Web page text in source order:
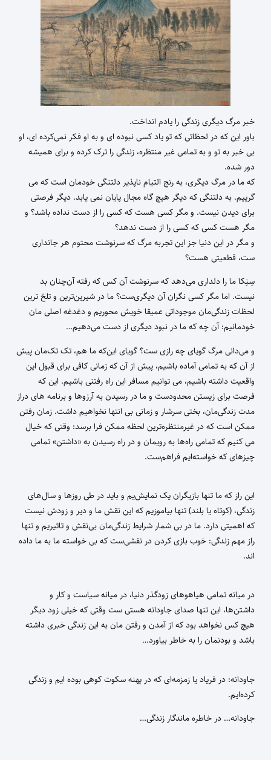
خبر مرگ دیگری زندگی را یادم انداخت.
باور این که در لحظاتی که تو یاد کسی نبوده ای و به او فکر نمی‌کرده ای، او
بی خبر به تو و به تمامی غیر منتظره، زندگی را ترک کرده و برای همیشه
دور شده.
که ما در مرگ دیگری، به رنج التیام ناپذیر دلتنگی خودمان است که می
گرییم. به دلتنگی که دیگر هیچ گاه مجال پایان نمی یابد. دیگر فرصتی
برای دیدن نیست. و مگر کسی هست که کسی را از دست نداده باشد؟ و
مگر هست کسی که کسی را از دست ندهد؟
و مگر در این دنیا جز این تجربه مرگ که سرنوشت محتوم هر جانداری
ست،‌ قطعیتی هست؟
سِنِکا ما را دلداری می‌دهد که سرنوشت آن‌ کس که رفته آن‌چنان بد
نیست. اما مگر کسی نگران آن دیگری‌ست؟ ما در شیرین‌ترین و تلخ ترین
لحظات زندگی‌مان موجوداتی عمیقا خویش محوریم و دغدغه اصلی مان
خودمانیم: آن چه که ما در نبود دیگری از دست می‌دهیم…
و می‌دانی مرگ گویای چه رازی ست؟ گویای این‌که ما هم، تک تک‌مان پیش
از آن که به تمامی آماده باشیم، پیش از آن که زمانی کافی برای قبول این
واقعیت داشته باشیم،‌ می توانیم مسافر این راه رفتنی باشیم. این که
فرصت برای زیستن محدودست و ما در رسیدن به آرزوها و برنامه های دراز
مدت زندگی‌مان، بختی سرشار و زمانی بی انتها نخواهیم داشت. زمان رفتن
ممکن است که در غیرمنتظره‌ترین لحظه ممکن فرا برسد: وقتی که خیال
می کنیم که تمامی راه‌ها به رویمان و در راه رسیدن به «داشتن» تمامی
چیزهای که خواسته‌ایم فراهم‌ست.
این راز که ما تنها بازیگران یک نمایش‌یم و باید در طی روزها و سال‌های
زندگی، (کوتاه یا بلند) تنها بیاموزیم که این نقش ما و دیر و زودش نیست
که اهمیتی دارد. ما در بی شمار شرایط زندگی‌مان بی‌نقش و تاثیریم و تنها
راز مهم زندگی: خوب بازی کردن در نقشی‌ست که بی خواسته ما به ما داده
اند.
در میانه تمامی هیاهوهای زودگذر دنیا، در میانه سیاست و کار و
داشتن‌ها، این تنها صدای جاودانه هستی ست وقتی که خیلی زود دیگر
هیچ کس نخواهد بود که از آمدن و رفتن مان به این زندگی خبری داشته
باشد و بودنمان را به خاطر بیاورد…
جاودانه: در فریاد یا زمزمه‌ای که در پهنه سکوت کوهی بوده ایم و زندگی
کرده‌ایم.
جاودانه… در خاطره ماندگار زندگی…